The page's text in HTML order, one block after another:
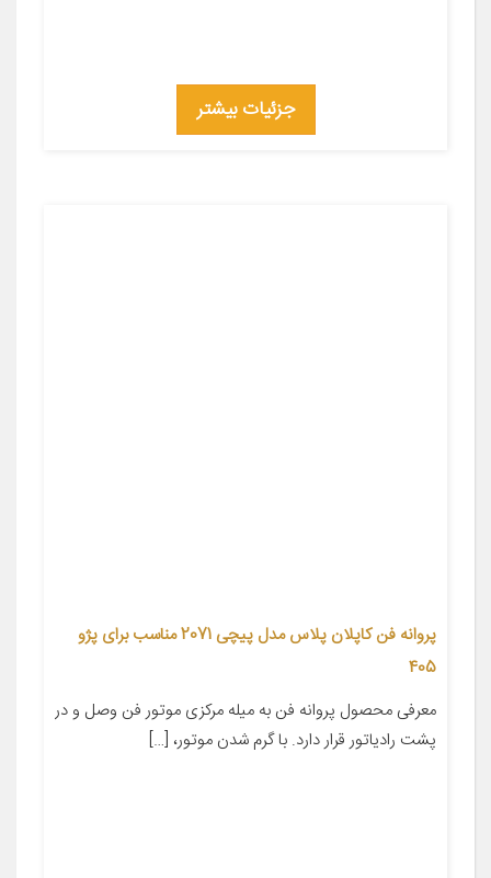
جزئیات بیشتر
پروانه فن کاپلان پلاس مدل پیچی 2071 مناسب برای پژو
405
معرفی محصول پروانه فن به میله مرکزی موتور فن وصل و در
پشت رادیاتور قرار دارد. با گرم شدن موتور، […]